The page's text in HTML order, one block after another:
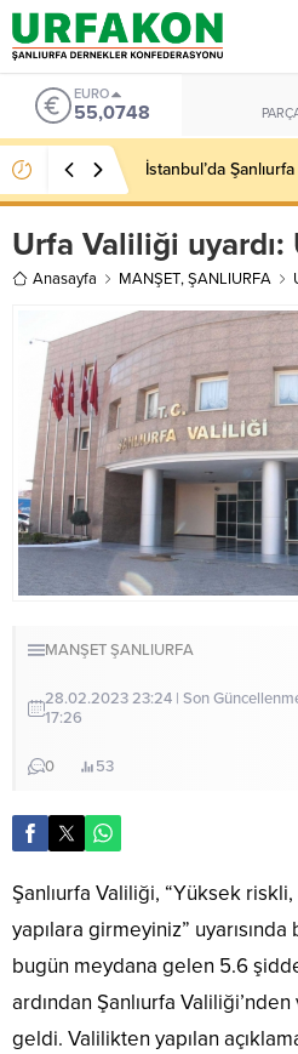
EURO
55,0748
İstanbul’da
Urfa Valiliği uyardı:
Anasayfa MANŞET,ŞANLIURFA
MANŞETŞANLIURFA
28.02.2023 23:24 | Son
17:26
0 53
Şanlıurfa Valiliği, “Yüksek riskli,
yapılara girmeyiniz”
bugün meydana gelen 5.6
ardından Şanlıurfa
geldi. Valilikten yapılan